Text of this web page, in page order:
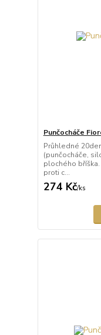
Punčocháče
Průhledné
(punčocháče,
plochého
proti c...
274 Kč/ks